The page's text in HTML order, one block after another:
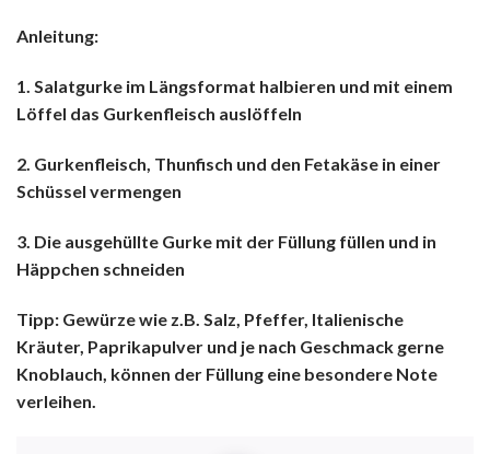
Anleitung:
1. Salatgurke im Längsformat halbieren und mit einem
Löffel das Gurkenfleisch auslöffeln
2. Gurkenfleisch, Thunfisch und den Fetakäse in einer
Schüssel vermengen
3. Die ausgehüllte Gurke mit der Füllung füllen und in
Häppchen schneiden
Tipp: Gewürze wie z.B. Salz, Pfeffer, Italienische
Kräuter, Paprikapulver und je nach Geschmack gerne
Knoblauch, können der Füllung eine besondere Note
verleihen.